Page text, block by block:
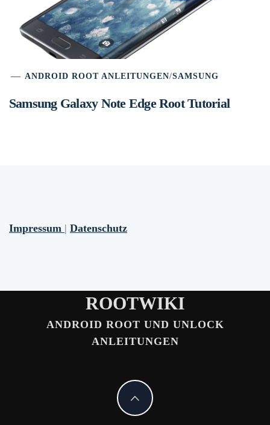
ANDROID ROOT ANLEITUNGEN/SAMSUNG
Samsung Galaxy Note Edge Root Tutorial
Impressum | Datenschutz
ROOTWIKI
ANDROID ROOT UND UNLOCK
ANLEITUNGEN